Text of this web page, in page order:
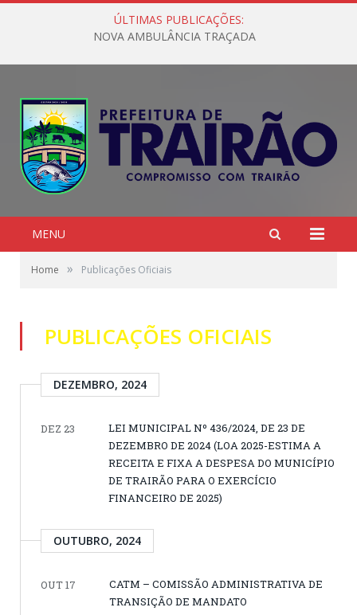
ÚLTIMAS PUBLICAÇÕES:
NOVA AMBULÂNCIA TRAÇADA
MENU
Home » Publicações Oficiais
PUBLICAÇÕES OFICIAIS
DEZEMBRO, 2024
DEZ 23
LEI MUNICIPAL Nº 436/2024, DE 23 DE
DEZEMBRO DE 2024 (LOA 2025-ESTIMA A
RECEITA E FIXA A DESPESA DO MUNICÍPIO
DE TRAIRÃO PARA O EXERCÍCIO
FINANCEIRO DE 2025)
OUTUBRO, 2024
OUT 17
CATM – COMISSÃO ADMINISTRATIVA DE
TRANSIÇÃO DE MANDATO